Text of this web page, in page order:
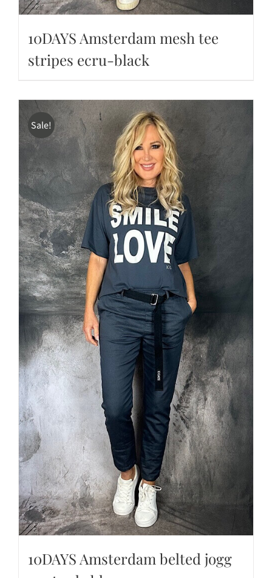
10DAYS Amsterdam mesh tee
stripes ecru-black
Sale!
10DAYS Amsterdam belted jogg